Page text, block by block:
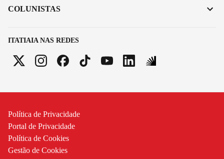
ITATIAIA NAS REDES
COLUNISTAS
Política de Privacidade
Portal de Privacidade
Política de Cookies
Gestão de Cookies